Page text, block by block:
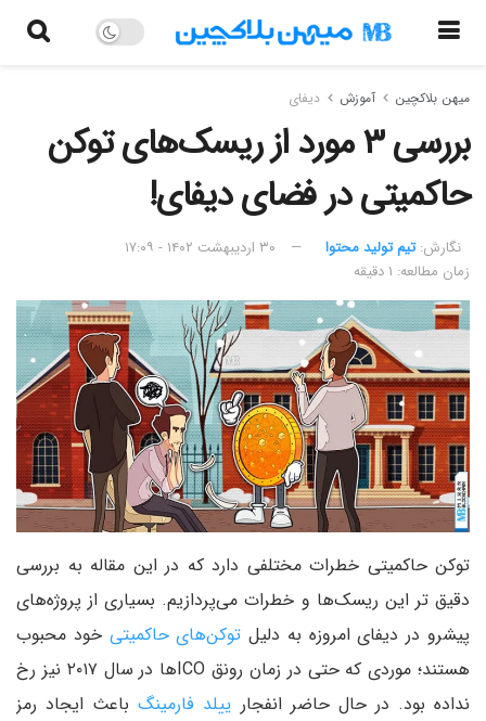
میهن بلاکچین آموزش دیفای
بررسی ۳ مورد از ریسک‌های توکن
حاکمیتی در فضای دیفای!
نگارش:‌ تیم تولید محتوا
۳۰ اردیبهشت ۱۴۰۲ - ۱۷:۰۹
زمان مطالعه: ۱ دقیقه
توکن حاکمیتی خطرات مختلفی دارد که در این مقاله به بررسی
دقیق تر این ریسک‌ها و خطرات می‌پردازیم. بسیاری از پروژه‌های
پیشرو در دیفای امروزه به دلیل توکن‌های حاکمیتی خود محبوب
هستند؛ موردی که حتی در زمان رونق ICOها در سال ۲۰۱۷ نیز رخ
نداده بود. در حال حاضر انفجار ییلد فارمینگ باعث ایجاد رمز